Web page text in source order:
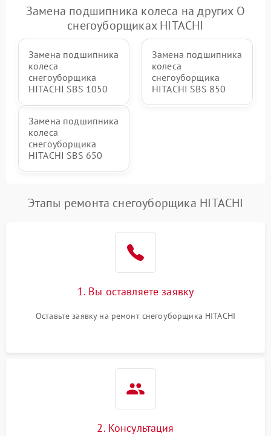
Неисправность системы
регулировки высоты
1000 ₽ Подробнее →
Замена подшипника колеса на других О
снегоуборщиках HITACHI
Замена подшипника
колеса
снегоуборщика
HITACHI SBS 1050
Замена подшипника
колеса
снегоуборщика
HITACHI SBS 850
Замена подшипника
колеса
снегоуборщика
HITACHI SBS 650
Этапы ремонта снегоуборщика HITACHI
1. Вы оставляете заявку
Оставьте заявку на ремонт снегоуборщика HITACHI
2. Консультация